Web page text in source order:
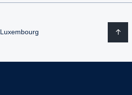
Luxembourg